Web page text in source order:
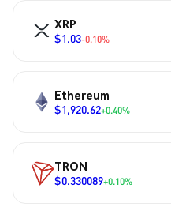
XRP
$1.03-0.10%
Ethereum
$1,920.62+0.40%
TRON
$0.330089+0.10%